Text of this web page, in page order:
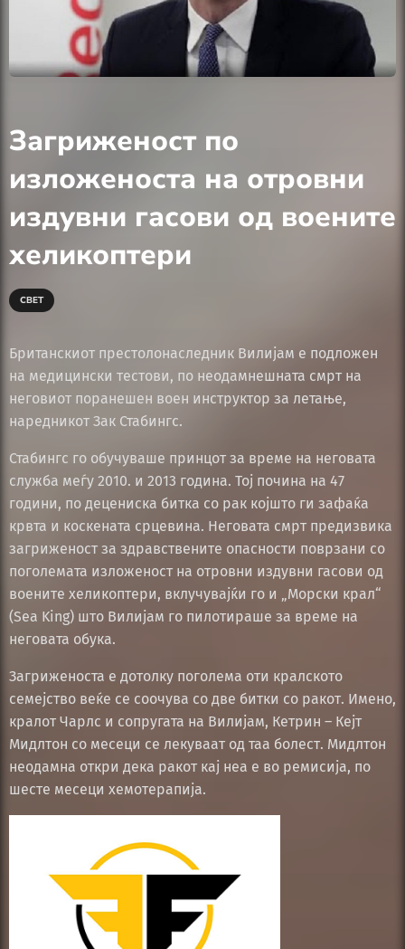
Загриженост по
изложеноста на отровни
издувни гасови од воените
хеликоптери
СВЕТ
Британскиот престолонаследник Вилијам е подложен
на медицински тестови, по неодамнешната смрт на
неговиот поранешен воен инструктор за летање,
наредникот Зак Стабингс.
Стабингс го обучуваше принцот за време на неговата
служба меѓу 2010. и 2013 година. Тој почина на 47
години, по децениска битка со рак којшто ги зафаќа
крвта и коскената срцевина. Неговата смрт предизвика
загриженост за здравствените опасности поврзани со
поголемата изложеност на отровни издувни гасови од
воените хеликоптери, вклучувајќи го и „Морски крал“
(Sea King) што Вилијам го пилотираше за време на
неговата обука.
Загриженоста е дотолку поголема оти кралското
семејство веќе се соочува со две битки со ракот. Имено,
кралот Чарлс и сопругата на Вилијам, Кетрин – Кејт
Мидлтон со месеци се лекуваат од таа болест. Мидлтон
неодамна откри дека ракот кај неа е во ремисија, по
шесте месеци хемотерапија.